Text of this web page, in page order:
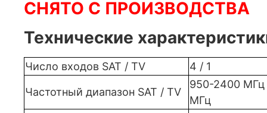
СНЯТО С ПРОИЗВОДСТВА
Технические
Число входов SAT / TV 4 / 1
Частотный диапазон SAT / TV
950-2400 МГц
МГц